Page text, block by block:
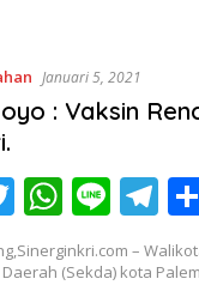
Januari 5, 2021
: Vaksin
T
w
itt
W
h
at
Li
n
e
T
el
e
–
(Sekda) kota